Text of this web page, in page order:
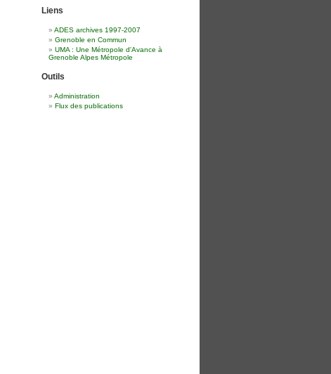
Liens
ADES archives 1997-2007
Grenoble en Commun
UMA : Une Métropole d'Avance à
Grenoble Alpes Métropole
Outils
Administration
Flux des publications